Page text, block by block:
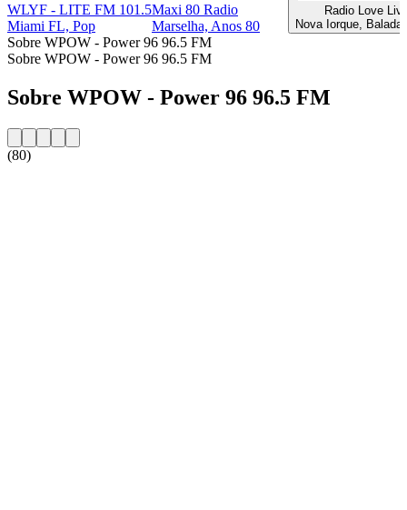
WLYF - LITE FM 101.5
Miami FL, Pop
Maxi 80 Radio
Marselha, Anos 80
Radio Love
Nova Iorque,
Sobre WPOW - Power 96 96.5 FM
Sobre WPOW - Power 96 96.5 FM
Sobre WPOW - Power 96 96.5 FM
(80)